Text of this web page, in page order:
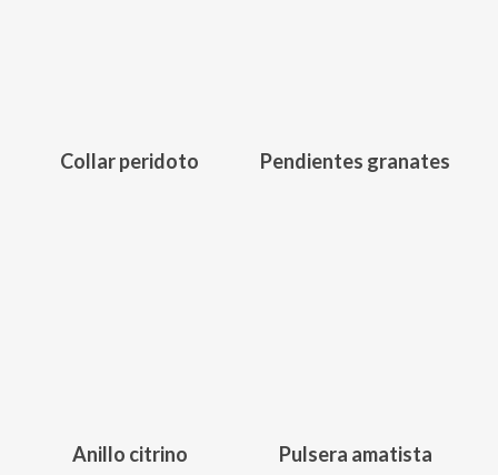
Collar peridoto Pendientes granates
Anillo citrino Pulsera amatista